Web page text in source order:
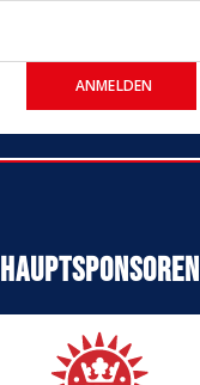
ANMELDEN
Hauptsponsoren